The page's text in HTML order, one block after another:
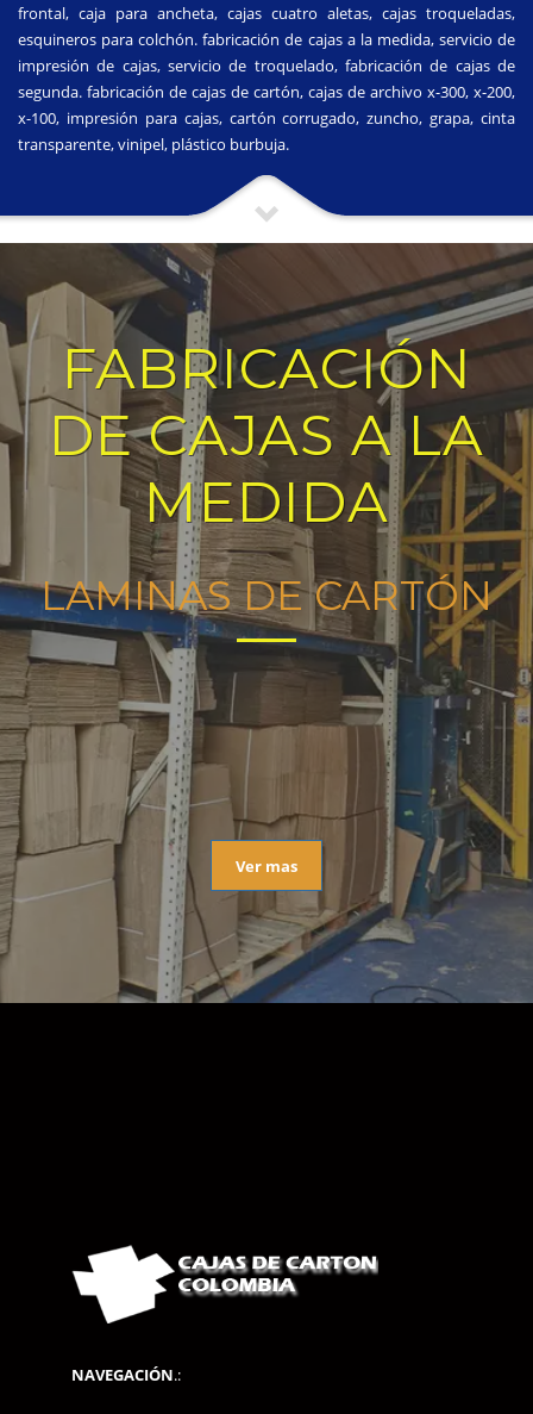
frontal, caja para ancheta, cajas cuatro aletas, cajas troqueladas,
esquineros para colchón. fabricación de cajas a la medida, servicio de
impresión de cajas, servicio de troquelado, fabricación de cajas de
segunda. fabricación de cajas de cartón, cajas de archivo x-300, x-200,
x-100, impresión para cajas, cartón corrugado, zuncho, grapa, cinta
transparente, vinipel, plástico burbuja.
FABRICACIÓN
DE CAJAS A LA
MEDIDA
LAMINAS DE CARTÓN
Ver mas
NAVEGACIÓN.: